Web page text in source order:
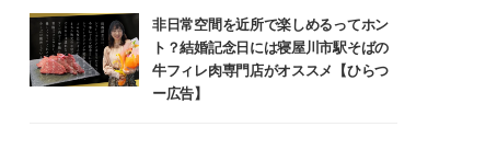
非日常空間を近所で楽しめるってホン
ト？結婚記念日には寝屋川市駅そばの
牛フィレ肉専門店がオススメ【ひらつ
ー広告】